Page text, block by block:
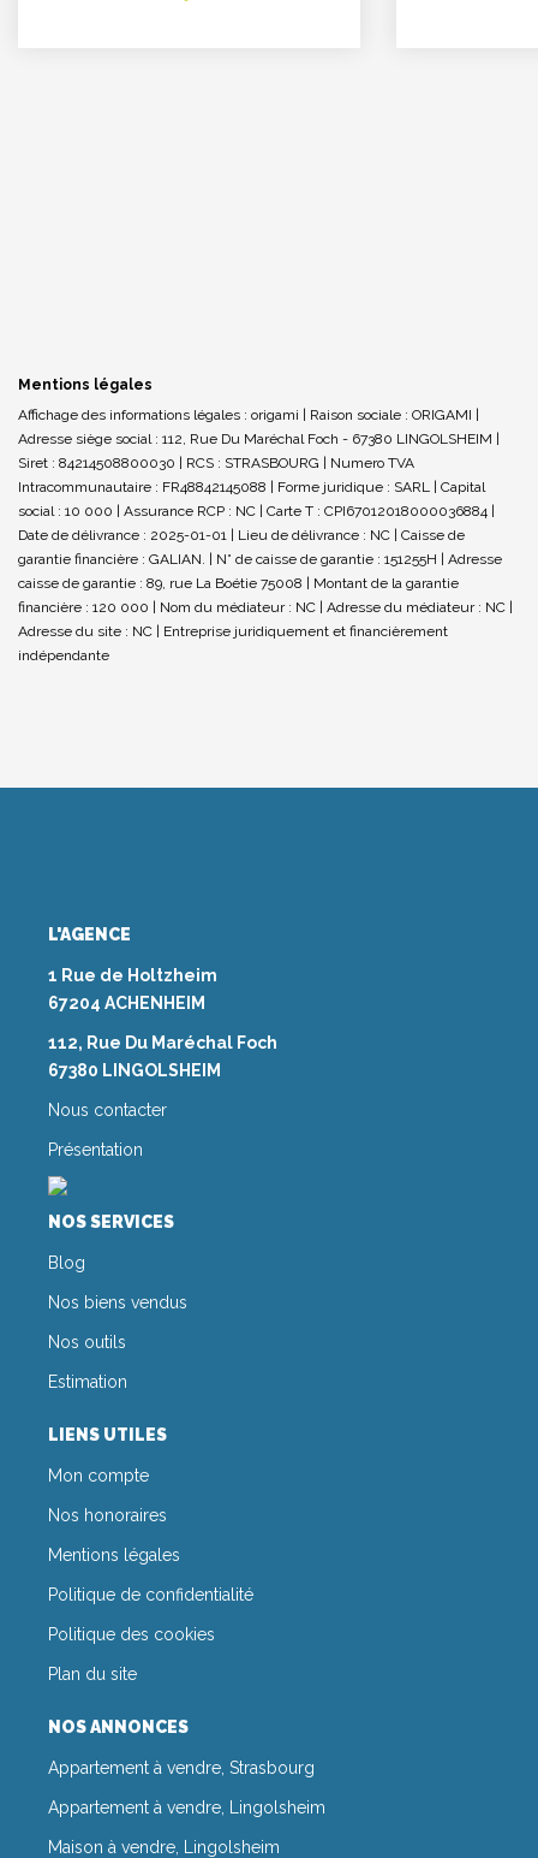
Mentions légales
Affichage des informations légales : origami | Raison sociale : ORIGAMI |
Adresse siège social : 112, Rue Du Maréchal Foch - 67380 LINGOLSHEIM |
Siret : 84214508800030 | RCS : STRASBOURG | Numero TVA
Intracommunautaire : FR48842145088 | Forme juridique : SARL | Capital
social : 10 000 | Assurance RCP : NC | Carte T : CPI67012018000036884 |
Date de délivrance : 2025-01-01 | Lieu de délivrance : NC | Caisse de
garantie financière : GALIAN. | N° de caisse de garantie : 151255H | Adresse
caisse de garantie : 89, rue La Boétie 75008 | Montant de la garantie
financière : 120 000 | Nom du médiateur : NC | Adresse du médiateur : NC |
Adresse du site : NC | Entreprise juridiquement et financièrement
indépendante
L'AGENCE
1 Rue de Holtzheim
67204 ACHENHEIM
112, Rue Du Maréchal Foch
67380 LINGOLSHEIM
Nous contacter
Présentation
NOS SERVICES
Blog
Nos biens vendus
Nos outils
Estimation
LIENS UTILES
Mon compte
Nos honoraires
Mentions légales
Politique de confidentialité
Politique des cookies
Plan du site
NOS ANNONCES
Appartement à vendre, Strasbourg
Appartement à vendre, Lingolsheim
Maison à vendre, Lingolsheim